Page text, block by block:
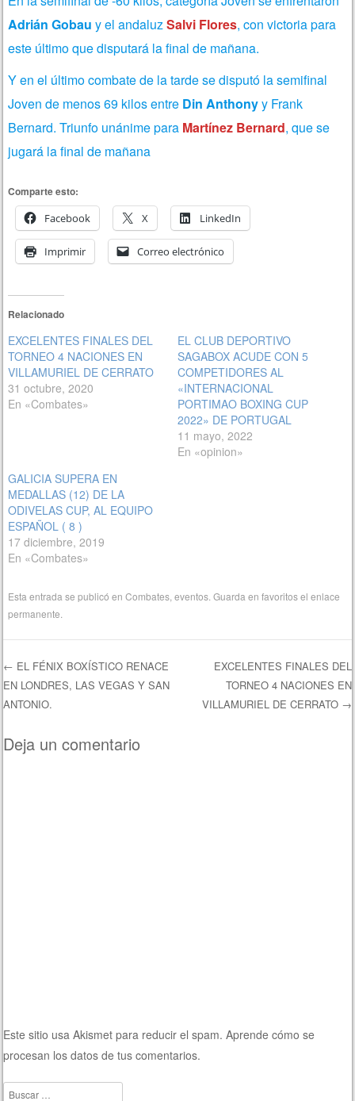
Adrián Gobau y el andaluzSalvi Flores, con victoria para
este último que disputará la final de mañana.
Y en el último combate de la tarde se disputó la semifinal
Joven de menos 69 kilos entre Din Anthonyy Frank
Bernard. Triunfo unánime para Martínez Bernard, que se
jugará la final de mañana
Comparte esto:
Facebook
X LinkedIn
Imprimir Correo electrónico
Relacionado
EXCELENTES FINALES DEL
TORNEO 4 NACIONES EN
VILLAMURIEL DE CERRATO
31 octubre, 2020
En «Combates»
EL CLUB DEPORTIVO
SAGABOX ACUDE CON 5
COMPETIDORES AL
«INTERNACIONAL
PORTIMAO BOXING CUP
2022» DE PORTUGAL
11 mayo, 2022
En «opinion»
GALICIA SUPERA EN
MEDALLAS (12) DE LA
ODIVELAS CUP, AL EQUIPO
ESPAÑOL ( 8 )
17 diciembre, 2019
En «Combates»
Esta entrada se publicó enCombates ,eventos . Guarda en favoritos elenlace
permanente
Navegación de entradas
← EL FÉNIX BOXÍSTICO RENACE
EN LONDRES, LAS VEGAS Y SAN
ANTONIO.
EXCELENTES FINALES DEL
TORNEO 4 NACIONES EN
VILLAMURIEL DE CERRATO →
Deja un comentario
Este sitio usa Akismet para reducir el spam.Aprende cómo se
procesan los datos de tus comentarios.
Buscar